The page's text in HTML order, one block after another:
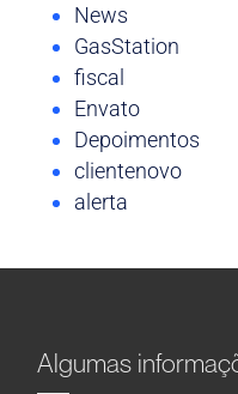
News
GasStation
fiscal
Envato
Depoimentos
clientenovo
alerta
Algumas